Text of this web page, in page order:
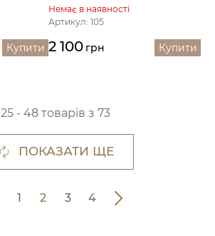
Купити
Немає в наявності
Артикул: 105
2 100 грн Купити
25 - 48 товарів з 73
ПОКАЗАТИ ЩЕ
1 2 3 4